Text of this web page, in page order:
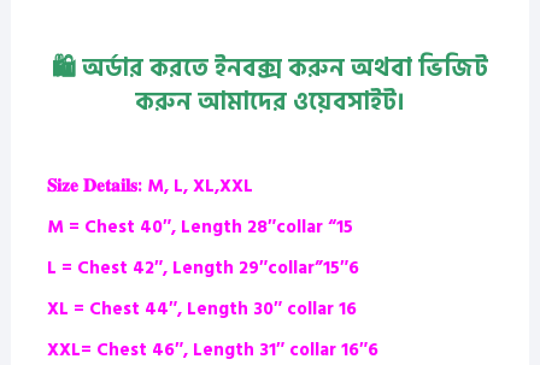
🛍️ অর্ডার করতে ইনবক্স করুন অথবা ভিজিট
করুন আমাদের ওয়েবসাইট।
𝐒𝐢𝐳𝐞 𝐃𝐞𝐭𝐚𝐢𝐥𝐬: M, L, XL,XXL
M = Chest 40″, Length 28″collar “15
L = Chest 42″, Length 29″collar”15″6
XL = Chest 44″, Length 30″ collar 16
XXL= Chest 46″, Length 31″ collar 16″6